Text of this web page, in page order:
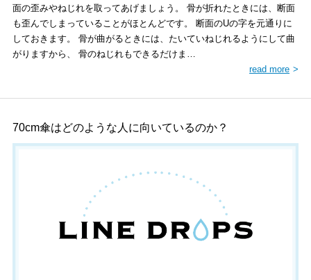
面の歪みやねじれを取ってあげましょう。 骨が折れたときには、断面
も歪んでしまっていることがほとんどです。 断面のUの字を元通りに
しておきます。 骨が曲がるときには、たいていねじれるようにして曲
がりますから、 骨のねじれもできるだけま…
read more
70cm傘はどのような人に向いているのか？